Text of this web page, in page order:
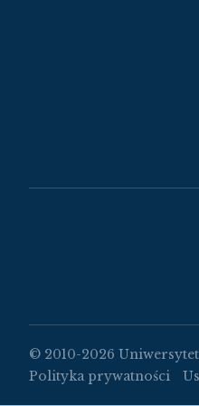
© 2010-2026
Polityka prywatności